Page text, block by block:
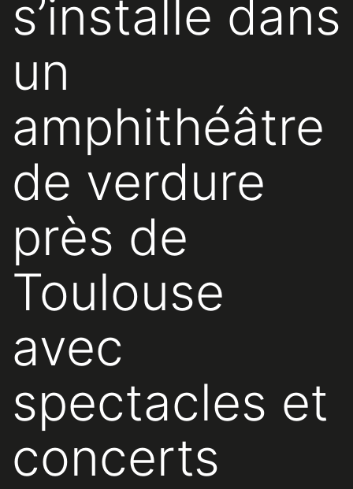
s’installe dans
un
amphithéâtre
de verdure
près de
Toulouse
avec
spectacles et
concerts